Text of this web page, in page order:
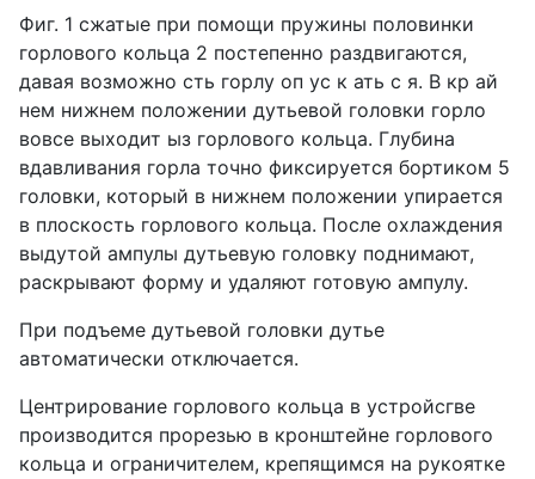
Фиг. 1 сжатые при помощи пружины половинки
горлового кольца 2 постепенно раздвигаются,
давая возможно сть горлу оп ус к ать с я. В кр ай
нем нижнем положении дутьевой головки горло
вовсе выходит ыз горлового кольца. Глубина
вдавливания горла точно фиксируется бортиком 5
головки, который в нижнем положении упирается
в плоскость горлового кольца. После охлаждения
выдутой ампулы дутьевую головку поднимают,
раскрывают форму и удаляют готовую ампулу.
При подъеме дутьевой головки дутье
автоматически отключается.
Центрирование горлового кольца в устройсгве
производится прорезью в кронштейне горлового
кольца и ограничителем, крепящимся на рукоятке